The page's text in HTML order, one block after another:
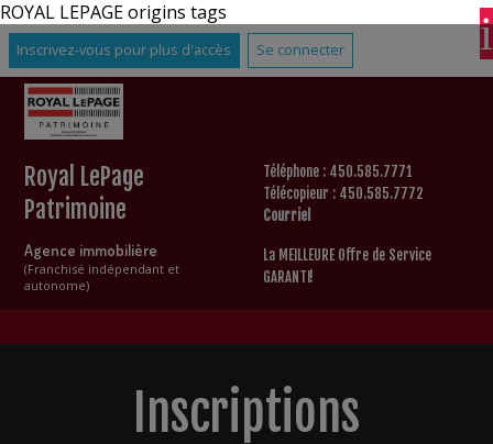
ROYAL LEPAGE origins tags
Inscrivez-vous pour plus d'accès Se connecter
Royal LePage
Patrimoine
Agence immobilière
(Franchisé indépendant et
autonome)
Téléphone : 450.585.7771
Télécopieur : 450.585.7772
Courriel
La MEILLEURE Offre de Service
GARANTI!
Inscriptions